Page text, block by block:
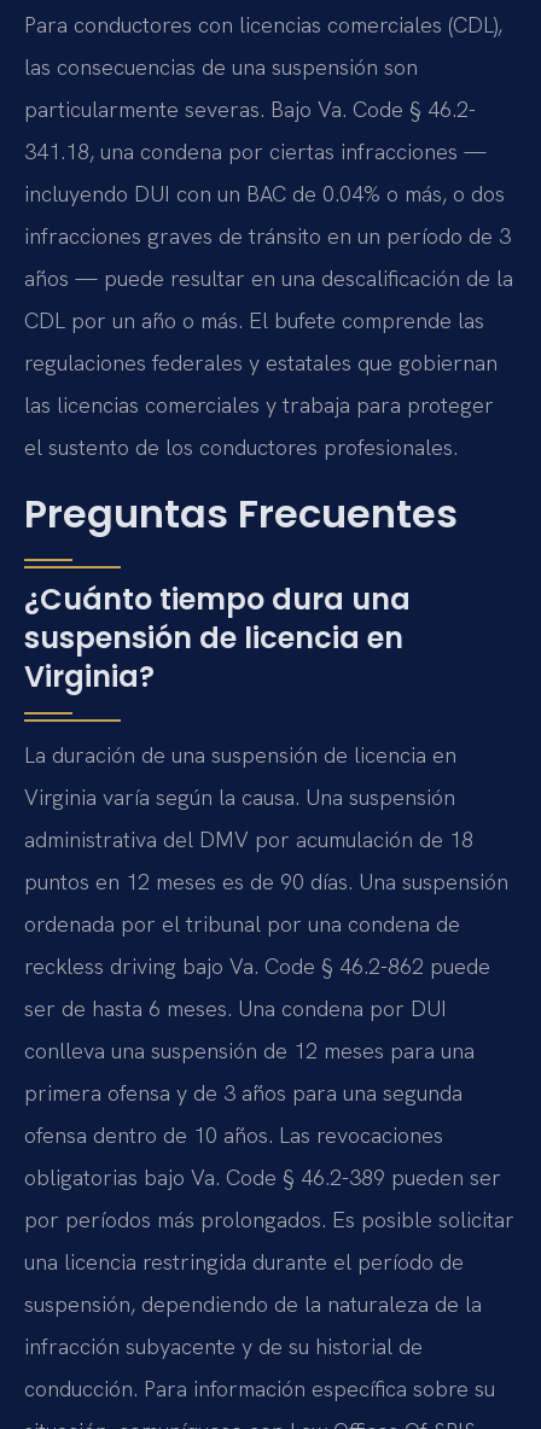
Para conductores con licencias comerciales (CDL),
las consecuencias de una suspensión son
particularmente severas. Bajo Va. Code § 46.2-
341.18, una condena por ciertas infracciones —
incluyendo DUI con un BAC de 0.04% o más, o dos
infracciones graves de tránsito en un período de 3
años — puede resultar en una descalificación de la
CDL por un año o más. El bufete comprende las
regulaciones federales y estatales que gobiernan
las licencias comerciales y trabaja para proteger
el sustento de los conductores profesionales.
Preguntas Frecuentes
¿Cuánto tiempo dura una
suspensión de licencia en
Virginia?
La duración de una suspensión de licencia en
Virginia varía según la causa. Una suspensión
administrativa del DMV por acumulación de 18
puntos en 12 meses es de 90 días. Una suspensión
ordenada por el tribunal por una condena de
reckless driving bajo Va. Code § 46.2-862 puede
ser de hasta 6 meses. Una condena por DUI
conlleva una suspensión de 12 meses para una
primera ofensa y de 3 años para una segunda
ofensa dentro de 10 años. Las revocaciones
obligatorias bajo Va. Code § 46.2-389 pueden ser
por períodos más prolongados. Es posible solicitar
una licencia restringida durante el período de
suspensión, dependiendo de la naturaleza de la
infracción subyacente y de su historial de
conducción. Para información específica sobre su